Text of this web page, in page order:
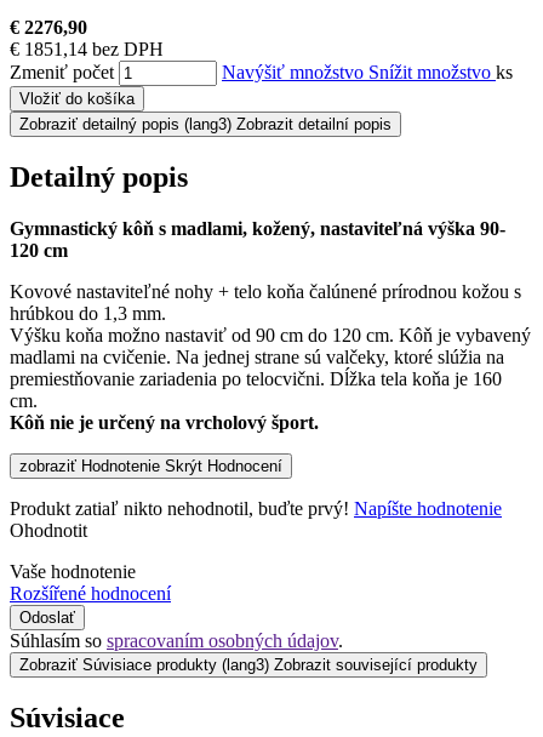
€ 2276,90
€ 1851,14 bez DPH
Zmeniť počet
Navýšiť množstvo Snížit množstvo ks
Vložiť do košíka
Zobraziť detailný popis (lang3) Zobrazit detailní popis
Detailný popis
Gymnastický kôň s madlami, kožený, nastaviteľná výška 90-
120 cm
Kovové nastaviteľné nohy + telo koňa čalúnené prírodnou kožou s
hrúbkou do 1,3 mm.
Výšku koňa možno nastaviť od 90 cm do 120 cm. Kôň je vybavený
madlami na cvičenie. Na jednej strane sú valčeky, ktoré slúžia na
premiestňovanie zariadenia po telocvični. Dĺžka tela koňa je 160
cm.
Kôň nie je určený na vrcholový šport.
zobraziť Hodnotenie Skrýt Hodnocení
Produkt zatiaľ nikto nehodnotil, buďte prvý! Napíšte hodnotenie
Ohodnotit
Vaše hodnotenie
Rozšířené hodnocení
Odoslať
Súhlasím so spracovaním osobných údajov.
Zobraziť Súvisiace produkty (lang3) Zobrazit související produkty
Súvisiace